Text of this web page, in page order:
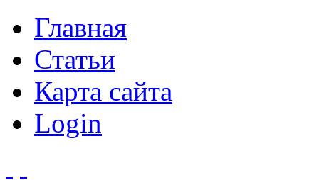
Главная
Статьи
Карта сайта
Login